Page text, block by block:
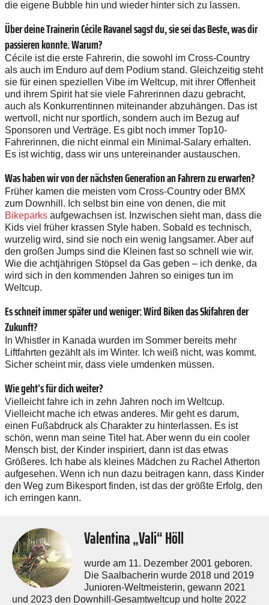
die eigene Bubble hin und wieder hinter sich zu lassen.
Über deine Trainerin Cécile Ravanel sagst du, sie sei das Beste, was dir
passieren konnte. Warum?
Cécile ist die erste Fahrerin, die sowohl im Cross-Country
als auch im Enduro auf dem Podium stand. Gleichzeitig steht
sie für einen speziellen Vibe im Weltcup, mit ihrer Offenheit
und ihrem Spirit hat sie viele Fahrerinnen dazu gebracht,
auch als Konkurrentinnen miteinander abzuhängen. Das ist
wertvoll, nicht nur sportlich, sondern auch im Bezug auf
Sponsoren und Verträge. Es gibt noch immer Top10-
Fahrerinnen, die nicht einmal ein Minimal-Salary erhalten.
Es ist wichtig, dass wir uns untereinander austauschen.
Was haben wir von der nächsten ­Generation an Fahrern zu erwarten?
Früher kamen die meisten vom Cross-Country oder BMX
zum Downhill. Ich selbst bin eine von ­denen, die mit
Bikeparks aufgewachsen ist. Inzwischen sieht man, dass die
Kids viel früher krassen Style haben. Sobald es technisch,
wurzelig wird, sind sie noch ein wenig langsamer. Aber auf
den großen Jumps sind die Kleinen fast so schnell wie wir.
Wie die achtjährigen Stöpsel da Gas geben – ich denke, da
wird sich in den kommenden Jahren so einiges tun im
Weltcup.
Es schneit immer später und weniger: Wird Biken das Skifahren der
Zukunft?
In Whistler in Kanada wurden im Sommer bereits mehr
Liftfahrten gezählt als im Winter. Ich weiß nicht, was kommt.
Sicher scheint mir, dass viele umdenken müssen.
Wie geht’s für dich weiter?
Vielleicht fahre ich in zehn Jahren noch im Weltcup.
Vielleicht mache ich etwas anderes. Mir geht es ­darum,
einen Fußabdruck als Charakter zu hinterlassen. Es ist
schön, wenn man seine Titel hat. Aber wenn du ein cooler
Mensch bist, der Kinder inspiriert, dann ist das etwas
Größeres. Ich habe als kleines Mädchen zu Rachel Atherton
aufgesehen. Wenn ich nun dazu beitragen kann, dass Kinder
den Weg zum Bike­sport finden, ist das der größte Erfolg, den
ich erringen kann.
Valentina „Vali“ Höll
wurde am 11. Dezember 2001 geboren.
Die Saalbacherin wurde 2018 und 2019
Junioren-Weltmeisterin, gewann 2021
und 2023 den Downhill-Gesamtweltcup und holte 2022